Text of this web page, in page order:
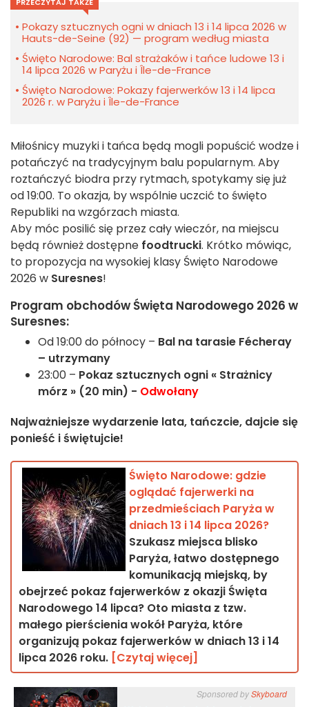
PRZECZYTAJ TAKŻE
Pokazy sztucznych ogni w dniach 13 i 14 lipca 2026 w
Hauts-de-Seine (92) — program według miasta
Święto Narodowe: Bal strażaków i tańce ludowe 13 i
14 lipca 2026 w Paryżu i Île-de-France
Święto Narodowe: Pokazy fajerwerków 13 i 14 lipca
2026 r. w Paryżu i Île-de-France
Miłośnicy muzyki i tańca będą mogli popuścić wodze i
potańczyć na tradycyjnym balu popularnym. Aby
roztańczyć biodra przy rytmach, spotykamy się już
od 19:00. To okazja, by wspólnie uczcić to święto
Republiki na wzgórzach miasta.
Aby móc posilić się przez cały wieczór, na miejscu
będą również dostępne foodtrucki. Krótko mówiąc,
to propozycja na wysokiej klasy Święto Narodowe
2026 w Suresnes!
Program obchodów Święta Narodowego 2026 w
Suresnes:
Od 19:00 do północy – Bal na tarasie Fécheray
– utrzymany
23:00 – Pokaz sztucznych ogni « Strażnicy
mórz » (20 min) - Odwołany
Najważniejsze wydarzenie lata, tańczcie, dajcie się
ponieść i świętujcie!
Święto Narodowe: gdzie
oglądać fajerwerki na
przedmieściach Paryża w
dniach 13 i 14 lipca 2026?
Szukasz miejsca blisko
Paryża, łatwo dostępnego
komunikacją miejską, by
obejrzeć pokaz fajerwerków z okazji Święta
Narodowego 14 lipca? Oto miasta z tzw.
małego pierścienia wokół Paryża, które
organizują pokaz fajerwerków w dniach 13 i 14
lipca 2026 roku. [Czytaj więcej]